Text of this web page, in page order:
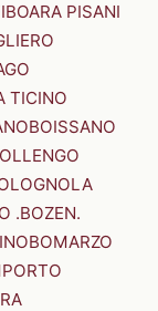
BOARA PISANI
TICINO
BOISSANO
.BOZEN.
BOMARZO